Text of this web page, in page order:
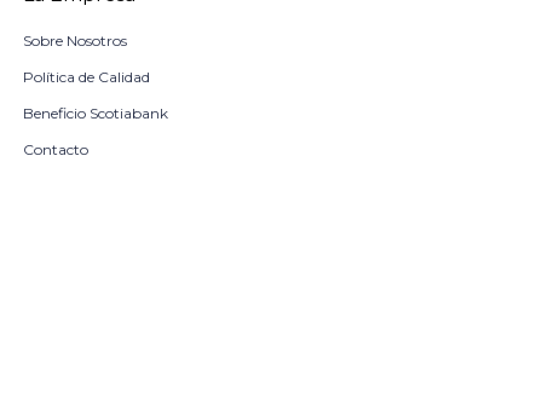
Sobre Nosotros
Política de Calidad
Beneficio Scotiabank
Contacto